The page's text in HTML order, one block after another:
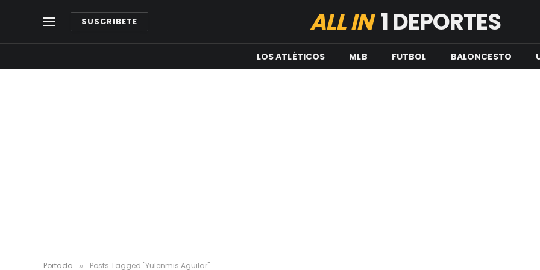
SUSCRIBETE ALL IN1 DEPORTES
LOS ATLÉTICOS MLB FUTBOL BALONCESTO
Portada » Posts Tagged "Yulenmis Aguilar"